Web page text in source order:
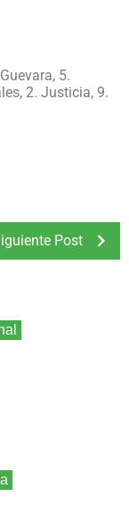
5.
2. Justicia, 9.
Post